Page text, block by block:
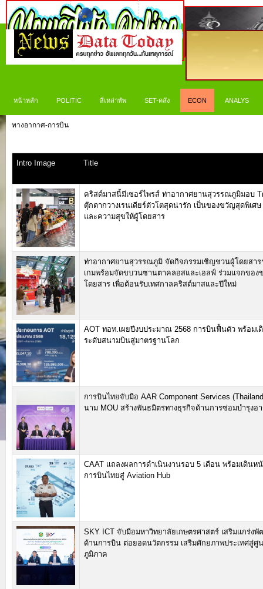
หน้าหลัก POLITIC สี่เหล่าทัพ SET-คลัง ECON ANALYS
ทางอากาศ-การบิน
Intro Image Title
คริสต์มาสนี้มีเซอร์ไพรส์ ท่าอากาศยานสุวรรณภูมิมอบ
ตุ๊กตากวางเรนเดียร์ตัวโตสุดน่ารัก เป็นของขวัญสุดพิเศ
และความสุขให้ผู้โดยสาร
ท่าอากาศยานสุวรรณภูมิ จัดกิจกรรมเชิญชวนผู้โดยสาร
เกมพร้อมจัดขบวนซานตาคลอสและเอลฟ์ ร่วมแจกขอ
โดยสาร เพื่อต้อนรับเทศกาลคริสต์มาสและปีใหม่
AOT ทอท.เผยปีงบประมาณ 2568 การบินฟื้นตัว พร้อมเ
ระดับสนามบินสู่มาตรฐานโลก
การบินไทยจับมือ AAR Component Services
นาม MOU สร้างพันธมิตรทางธุรกิจด้านการซ่อมบำรุงอ
CAAT แถลงผลการดำเนินงานรอบ 5 เดือน พร้อมเดินห
การบินไทยสู่ Aviation Hub
SKY ICT จับมือมหาวิทยาลัยเกษตรศาสตร์ เสริมแกร่ง
ด้านการบิน ต่อยอดนวัตกรรม เสริมศักยภาพประเทศสู่ศู
ภูมิภาค